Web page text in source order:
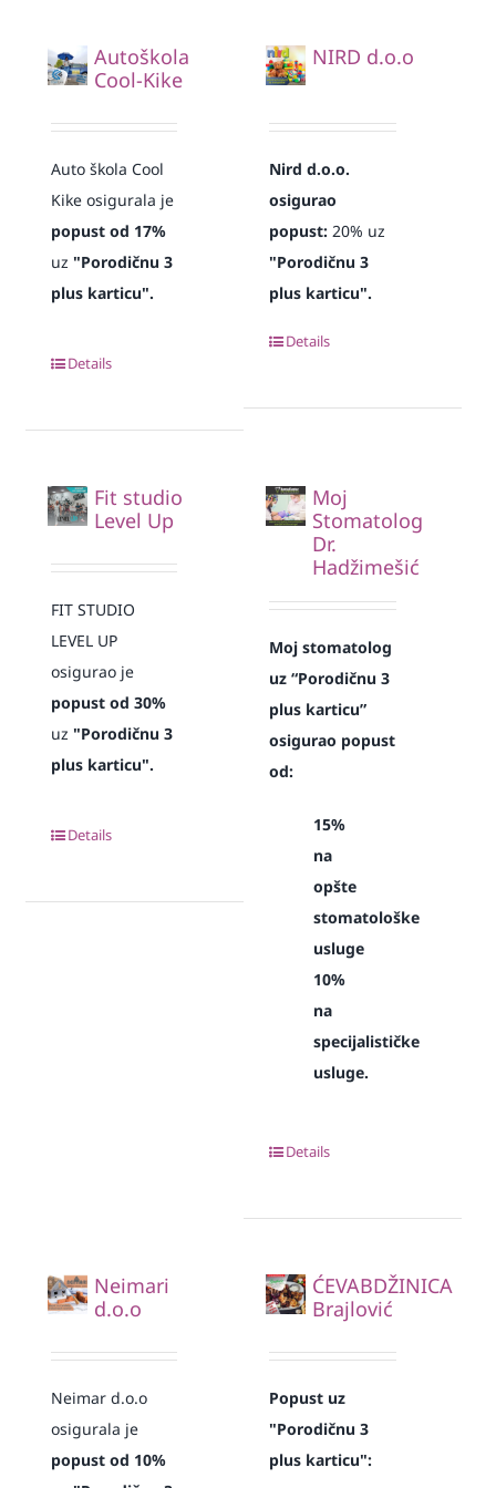
Autoškola
Cool-Kike
Auto škola Cool
Kike osigurala je
popust od 17%
uz "Porodičnu 3
plus karticu".
Details
NIRD d.o.o
Nird d.o.o.
osigurao
popust: 20% uz
"Porodičnu 3
plus karticu".
Details
Fit studio
Level Up
FIT STUDIO
LEVEL UP
osigurao je
popust od 30%
uz "Porodičnu 3
plus karticu".
Details
Moj
Stomatolog
Dr.
Hadžimešić
Moj stomatolog
uz “Porodičnu 3
plus karticu”
osigurao popust
od:
15%
na
opšte
stomatološke
usluge
10%
na
specijalističke
usluge.
Details
Neimari
d.o.o
Neimar d.o.o
osigurala je
popust od 10%
ĆEVABDŽINICA
Brajlović
Popust uz
"Porodičnu 3
plus karticu":